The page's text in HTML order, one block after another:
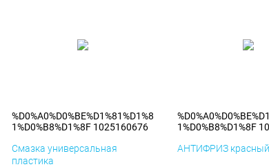
%D0%A0%D0%BE%D1%81%D1%8
1%D0%B8%D1%8F 1025160676
Смазка универсальная
пластика
1%D0%B8%D1%8F
АНТИФРИЗ красный